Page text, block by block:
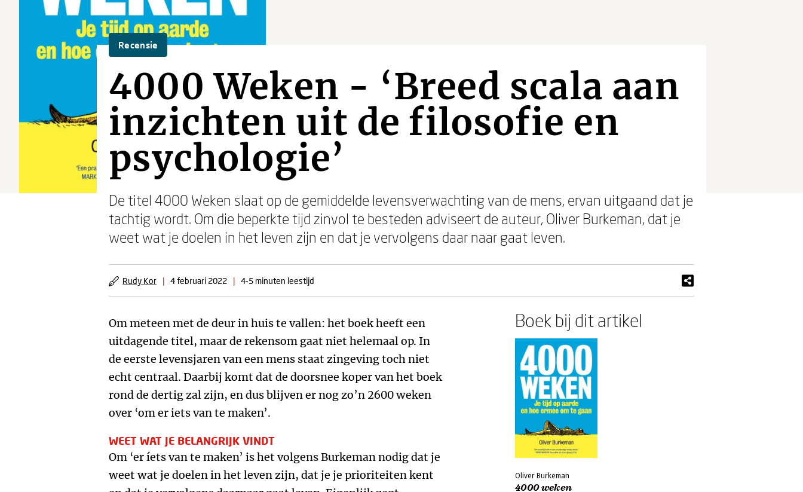
Recensie
4000 Weken - ‘Breed scala aan
inzichten uit de filosofie en
psychologie’
De titel 4000 Weken slaat op de gemiddelde levensverwachting van de mens, ervan uitgaand dat je
tachtig wordt. Om die beperkte tijd zinvol te besteden adviseert de auteur, Oliver Burkeman, dat je
weet wat je doelen in het leven zijn en dat je vervolgens daar naar gaat leven.
Rudy Kor | 4 februari 2022 | 4-5 minuten leestijd
Om meteen met de deur in huis te vallen: het boek heeft een
uitdagende titel, maar de rekensom gaat niet helemaal op. In
de eerste levensjaren van een mens staat zingeving toch niet
echt centraal. Daarbij komt dat de doorsnee koper van het boek
rond de dertig zal zijn, en dus blijven er nog zo’n 2600 weken
over ‘om er iets van te maken’.
WEET WAT JE BELANGRIJK VINDT
Om ‘er íets van te maken’ is het volgens Burkeman nodig dat je
weet wat je doelen in het leven zijn, dat je je prioriteiten kent
Boek bij dit artikel
Oliver Burkeman
4000 weken